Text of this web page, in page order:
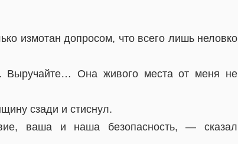
измотан допросом, что всего лишь неловко
Она живого места от меня не
сзади и стиснул.
ваша и наша безопасность, — сказал